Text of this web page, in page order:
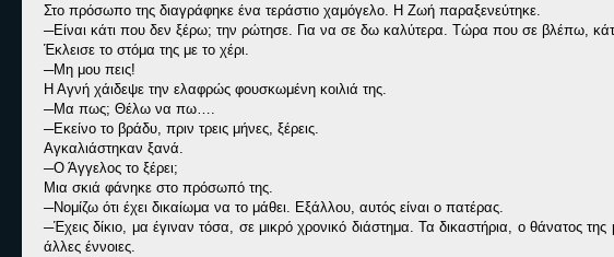
Στο πρόσωπο της διαγράφηκε ένα τεράστιο χαμόγελο. Η Ζωή παραξενεύτηκε.
─Είναι κάτι που δεν ξέρω; την ρώτησε. Για να σε δω καλύτερα. Τώρα που σε βλέπω,
Έκλεισε το στόμα της με το χέρι.
─Μη μου πεις!
Η Αγνή χάιδεψε την ελαφρώς φουσκωμένη κοιλιά της.
─Μα πως; Θέλω να πω….
─Εκείνο το βράδυ, πριν τρεις μήνες, ξέρεις.
Αγκαλιάστηκαν ξανά.
─Ο Άγγελος το ξέρει;
Μια σκιά φάνηκε στο πρόσωπό της.
─Νομίζω ότι έχει δικαίωμα να το μάθει. Εξάλλου, αυτός είναι ο πατέρας.
─Έχεις δίκιο, μα έγιναν τόσα, σε μικρό χρονικό διάστημα. Τα δικαστήρια, ο θάνατος
άλλες έννοιες.